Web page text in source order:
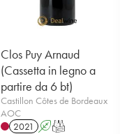
Clos Puy Arnaud
(Cassetta in legno a
partire da 6 bt)
Castillon Côtes de Bordeaux
AOC
2021
AT